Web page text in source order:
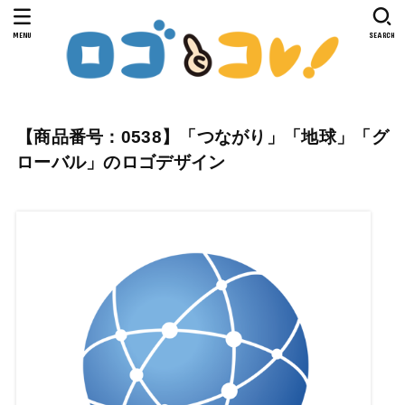
SEARCH
MENU
【商品番号：0538】「つながり」「地球」「グ
ローバル」のロゴデザイン